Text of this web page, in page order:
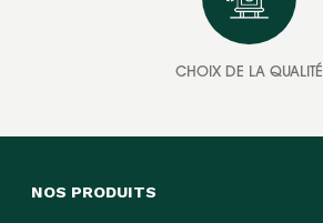
CHOIX DE LA QUALITÉ
NOS PRODUITS